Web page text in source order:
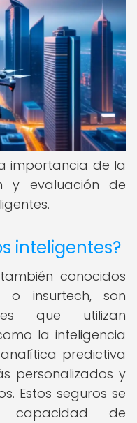
importancia de la
y evaluación de
inteligentes?
conocidos
o insurtech, son
que utilizan
la inteligencia
predictiva
personalizados y
Estos seguros se
capacidad de